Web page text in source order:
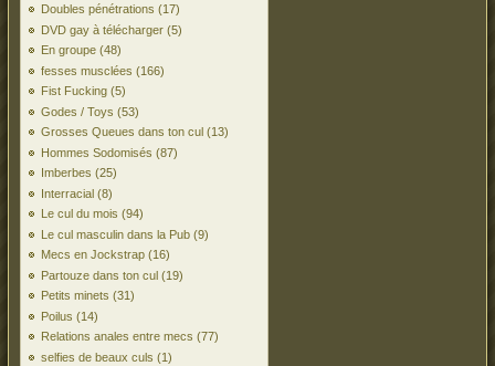
Doubles pénétrations (17)
DVD gay à télécharger (5)
En groupe (48)
fesses musclées (166)
Fist Fucking (5)
Godes / Toys (53)
Grosses Queues dans ton cul (13)
Hommes Sodomisés (87)
Imberbes (25)
Interracial (8)
Le cul du mois (94)
Le cul masculin dans la Pub (9)
Mecs en Jockstrap (16)
Partouze dans ton cul (19)
Petits minets (31)
Poilus (14)
Relations anales entre mecs (77)
selfies de beaux culs (1)